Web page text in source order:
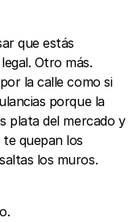
que estás
Otro más.
la calle como si
porque la
plata del mercado y
quepan los
los muros.